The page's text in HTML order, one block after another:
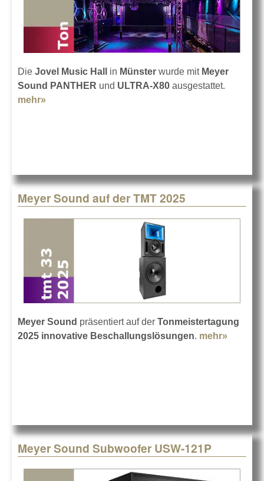
Die Jovel Music Hall in Münster wurde mit Meyer
Sound PANTHER und ULTRA-X80 ausgestattet.
mehr»
Meyer Sound auf der TMT 2025
Meyer Sound präsentiert auf der Tonmeistertagung
2025 innovative Beschallungslösungen. mehr»
Meyer Sound Subwoofer USW-121P